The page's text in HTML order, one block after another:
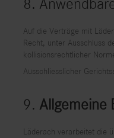
8.
Auf die Verträge mit
Recht, unter Ausschluss
kollisionsrechtlicher
Ausschliesslicher
9. Allgemeine
Läderach verarbeitet die